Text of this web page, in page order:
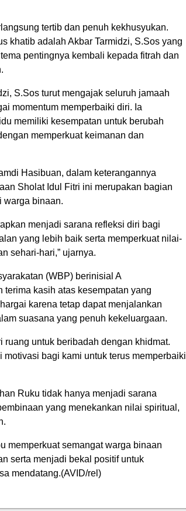
tertib dan penuh kekhusyukan.
khatib adalah Akbar Tarmidzi, S.Sos yang
pentingnya kembali kepada fitrah dan
S.Sos turut mengajak seluruh jamaah
momentum memperbaiki diri. Ia
memiliki kesempatan untuk berubah
memperkuat keimanan dan
Hasibuan, dalam keterangannya
Sholat Idul Fitri ini merupakan bagian
warga binaan.
menjadi sarana refleksi diri bagi
yang lebih baik serta memperkuat nilai-
sehari-hari,” ujarnya.
(WBP) berinisial A
terima kasih atas kesempatan yang
karena tetap dapat menjalankan
suasana yang penuh kekeluargaan.
ruang untuk beribadah dengan khidmat.
bagi kami untuk terus memperbaiki
Ruku tidak hanya menjadi sarana
yang menekankan nilai spiritual,
memperkuat semangat warga binaan
serta menjadi bekal positif untuk
mendatang.(AVID/rel)